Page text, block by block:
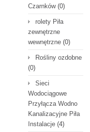
Czarnków(0)
rolety Piła
zewnętrzne
wewnętrzne (0)
Rośliny ozdobne
(0)
Sieci
Wodociągowe
Przyłącza Wodno
Kanalizacyjne Piła
Instalacje (4)